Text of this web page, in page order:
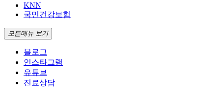
KNN
국민건강보험
모든메뉴 보기
블로그
인스타그램
유튜브
진료상담